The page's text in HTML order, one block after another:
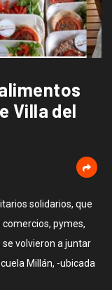
Villa del
solidarios, que
comercios, pymes,
volvieron a juntar
Millán, -ubicada